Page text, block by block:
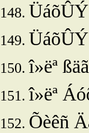
î»ëª
î»ëª
Õèêñ